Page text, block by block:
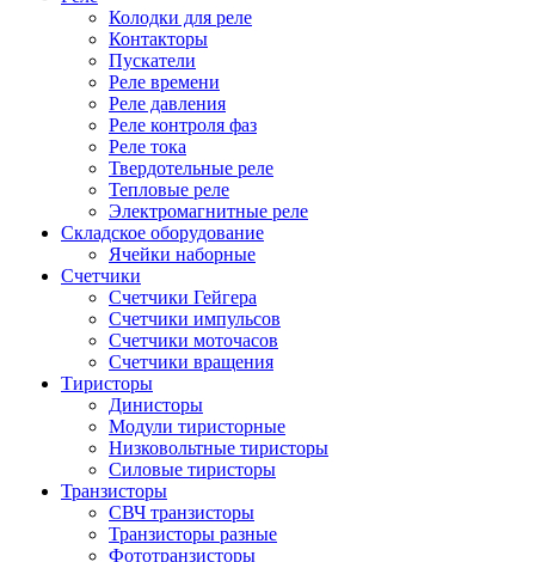
Колодки для реле
Контакторы
Пускатели
Реле времени
Реле давления
Реле контроля фаз
Реле тока
Твердотельные реле
Тепловые реле
Электромагнитные реле
Складское оборудование
Ячейки наборные
Счетчики
Счетчики Гейгера
Счетчики импульсов
Счетчики моточасов
Счетчики вращения
Тиристоры
Динисторы
Модули тиристорные
Низковольтные тиристоры
Силовые тиристоры
Транзисторы
СВЧ транзисторы
Транзисторы разные
Фототранзисторы